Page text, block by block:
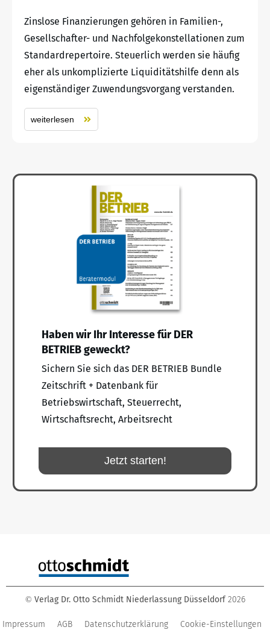
Zinslose Finanzierungen gehören in Familien-,
Gesellschafter- und Nachfolgekonstellationen zum
Standardrepertoire. Steuerlich werden sie häufig
eher als unkomplizierte Liquiditätshilfe denn als
eigenständiger Zuwendungsvorgang verstanden.
weiterlesen
Haben wir Ihr Interesse für DER
BETRIEB geweckt?
Sichern Sie sich das DER BETRIEB Bundle
Zeitschrift + Datenbank für
Betriebswirtschaft, Steuerrecht,
Wirtschaftsrecht, Arbeitsrecht
Jetzt starten!
© Verlag Dr. Otto Schmidt Niederlassung Düsseldorf 2026
Impressum AGB Datenschutzerklärung Cookie-Einstellungen